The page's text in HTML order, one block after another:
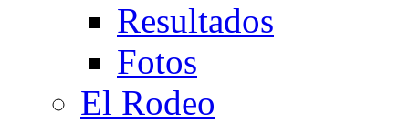
Resultados
Fotos
El Rodeo